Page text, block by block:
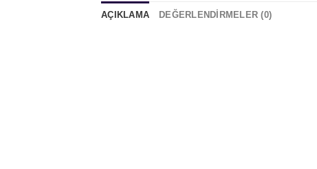
AÇIKLAMA DEĞERLENDIRMELER (0)